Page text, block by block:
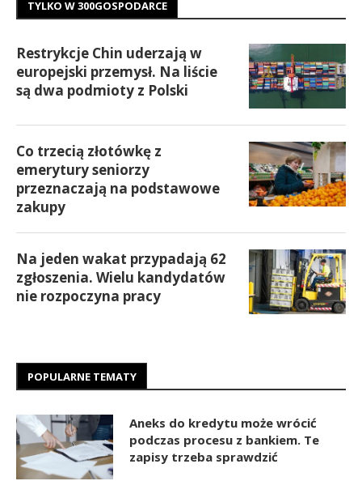
TYLKO W 300GOSPODARCE
Restrykcje Chin uderzają w
europejski przemysł. Na liście
są dwa podmioty z Polski
Co trzecią złotówkę z
emerytury seniorzy
przeznaczają na podstawowe
zakupy
Na jeden wakat przypadają 62
zgłoszenia. Wielu kandydatów
nie rozpoczyna pracy
POPULARNE TEMATY
Aneks do kredytu może wrócić
podczas procesu z bankiem. Te
zapisy trzeba sprawdzić